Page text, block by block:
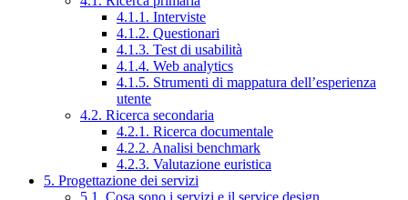
4.1.1. Interviste
4.1.2. Questionari
4.1.3. Test di usabilità
4.1.4. Web analytics
4.1.5. Strumenti di mappatura dell’esperienza
utente
4.2. Ricerca secondaria
4.2.1. Ricerca documentale
4.2.2. Analisi benchmark
4.2.3. Valutazione euristica
5. Progettazione dei servizi
5.1. Cosa sono i servizi e il service design